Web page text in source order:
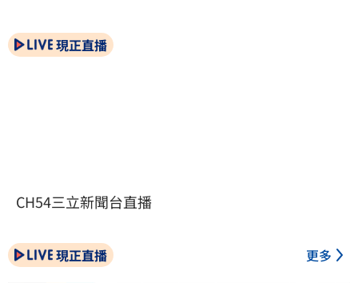
現正直播
CH54三立新聞台直播
現正直播 更多